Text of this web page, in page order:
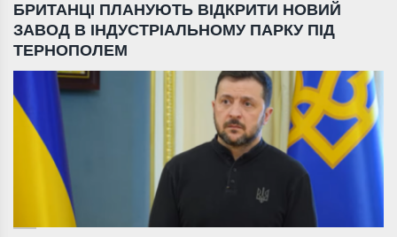
БРИТАНЦІ ПЛАНУЮТЬ ВІДКРИТИ НОВИЙ
ЗАВОД В ІНДУСТРІАЛЬНОМУ ПАРКУ ПІД
ТЕРНОПОЛЕМ